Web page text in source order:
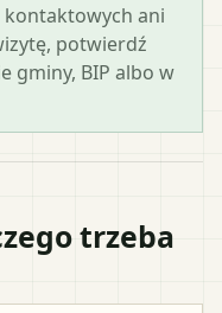
kontaktowych ani
potwierdź
gminy, BIP albo w
trzeba